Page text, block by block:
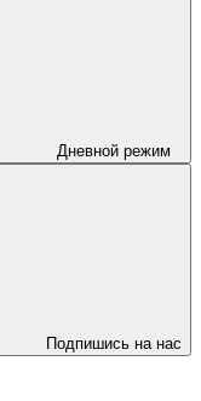
Дневной режим
Подпишись на нас